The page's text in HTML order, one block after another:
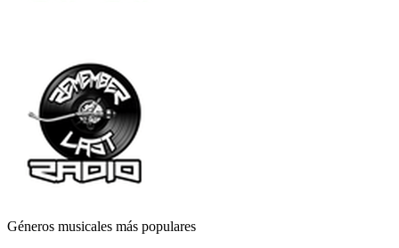
Géneros musicales más populares